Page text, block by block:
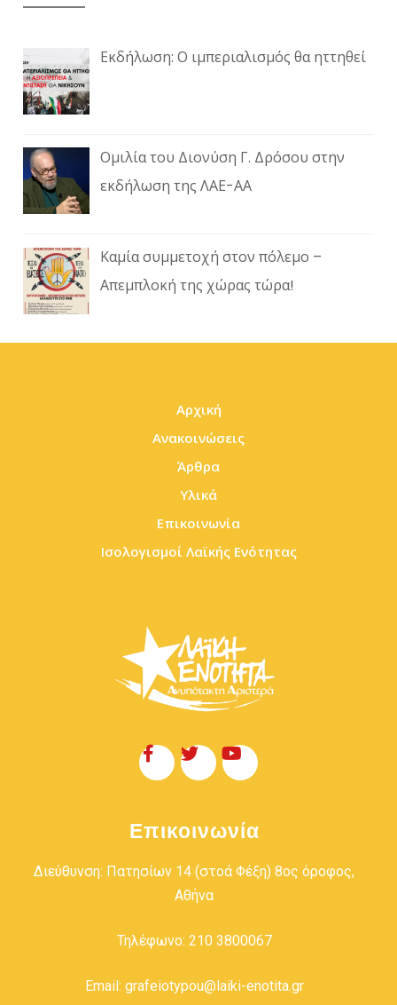
Εκδήλωση: Ο ιμπεριαλισμός θα ηττηθεί
Ομιλία του Διονύση Γ. Δρόσου στην
εκδήλωση της ΛΑΕ-ΑΑ
Καμία συμμετοχή στον πόλεμο –
Απεμπλοκή της χώρας τώρα!
Αρχική
Ανακοινώσεις
Άρθρα
Υλικά
Επικοινωνία
Ισολογισμοί Λαϊκής Ενότητας
Επικοινωνία
Διεύθυνση: Πατησίων 14 (στοά Φέξη) 8ος όροφος,
Αθήνα
Τηλέφωνο: 210 3800067
Email: grafeiotypou@laiki-enotita.gr